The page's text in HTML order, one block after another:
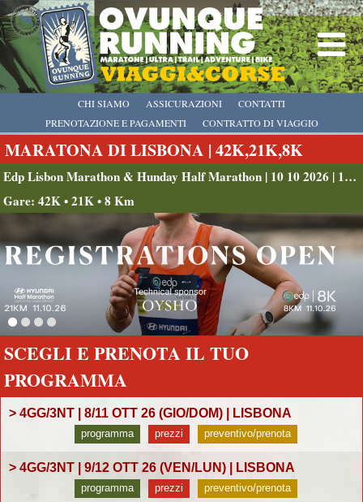
CHI SIAMO
PRENOTAZIONE E PAGAMENTI
CONTRATTO DI VIAGGIO
ASSICURAZIONI CONTATTI
MARATONA DI LISBONA | 42K,21K,8K
Edp Lisbon Marathon & Hunday Half Marathon | 10 10 2026 | 11 10 2026
Gare: 42K • 21K • 8 Km
SCEGLI E PRENOTA IL TUO
PROGRAMMA
> 4GG/3NT | 8/11 OTT 26 (GIO/DOM) | LISBONA
programma prezzi preventivo/prenota
> 4GG/3NT | 9/12 OTT 26 (VEN/LUN) | LISBONA
programma prezzi preventivo/prenota